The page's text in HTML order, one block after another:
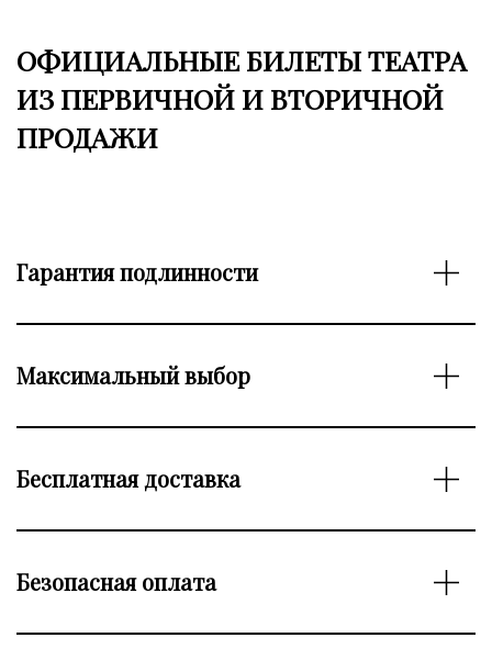
ОФИЦИАЛЬНЫЕ БИЛЕТЫ ТЕАТРА
ИЗ ПЕРВИЧНОЙ И ВТОРИЧНОЙ
ПРОДАЖИ
Гарантия подлинности
Максимальный выбор
Бесплатная доставка
Безопасная оплата